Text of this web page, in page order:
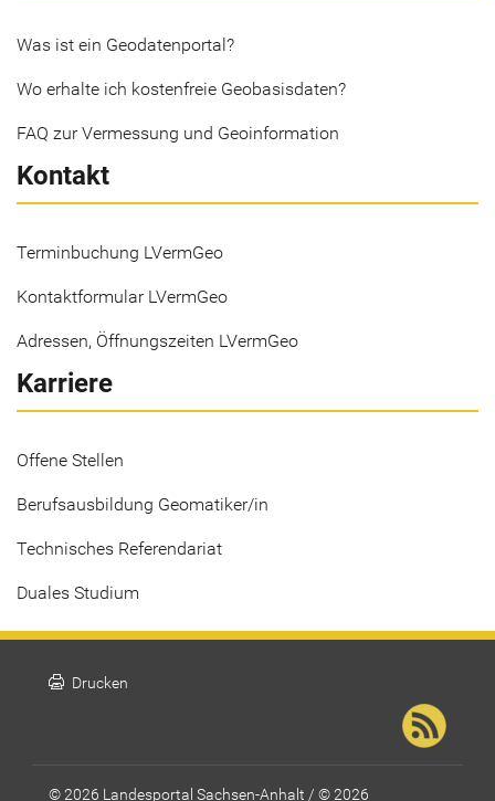
Was ist ein Geodatenportal?
Wo erhalte ich kostenfreie Geobasisdaten?
FAQ zur Vermessung und Geoinformation
Kontakt
Terminbuchung LVermGeo
Kontaktformular LVermGeo
Adressen, Öffnungszeiten LVermGeo
Karriere
Offene Stellen
Berufsausbildung Geomatiker/in
Technisches Referendariat
Duales Studium
print Drucken
© 2026 Landesportal Sachsen-Anhalt / © 2026